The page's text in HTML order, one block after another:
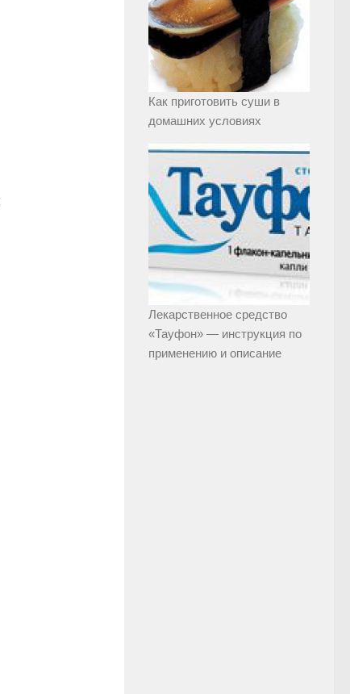
Как приготовить суши в
домашних условиях
Лекарственное средство
«Тауфон» — инструкция по
применению и описание